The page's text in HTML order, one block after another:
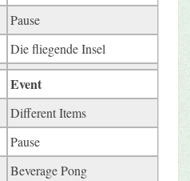
Pause
Die fliegende Insel
Event
Different Items
Pause
Beverage Pong